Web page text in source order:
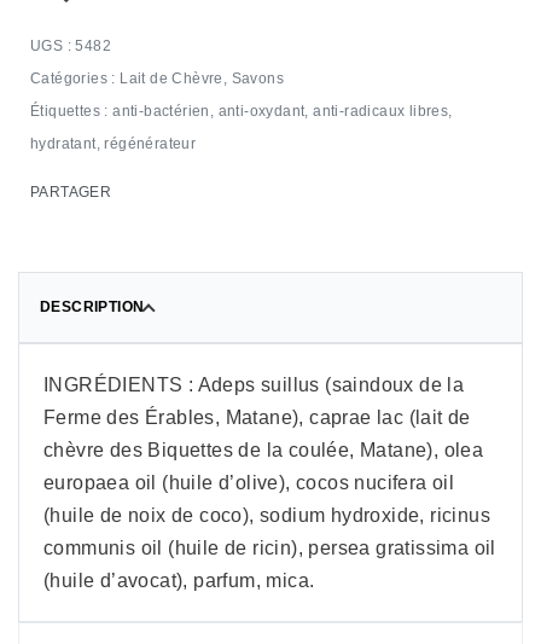
5482
Catégories : Lait de Chèvre , Savons
Étiquettes :anti-bactérien , anti-oxydant,anti-radicaux libres,
hydratant,régénérateur
PARTAGER
DESCRIPTION
INGRÉDIENTS : Adeps suillus (saindoux de la
Ferme des Érables, Matane), caprae lac (lait de
chèvre des Biquettes de la coulée, Matane), olea
europaea oil (huile d’olive), cocos nucifera oil
(huile de noix de coco), sodium hydroxide, ricinus
communis oil (huile de ricin), persea gratissima oil
(huile d’avocat), parfum, mica.